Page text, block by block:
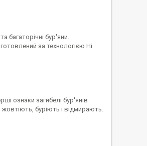
багаторічні бур'яни.
за технологією Hi
ознаки загибелі бур'янів
буріють і відмирають.